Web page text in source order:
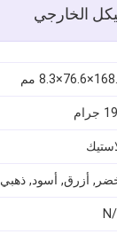
الخارجي
مم
أزرق, أسود, ذهبي